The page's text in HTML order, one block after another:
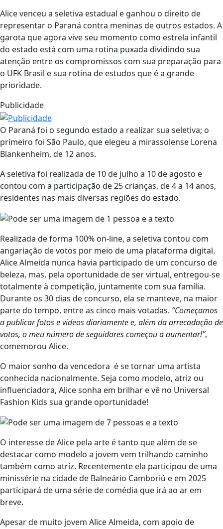
Alice venceu a seletiva estadual e ganhou o direito de
representar o Paraná contra meninas de outros estados. A
garota que agora vive seu momento como estrela infantil
do estado está com uma rotina puxada dividindo sua
atenção entre os compromissos com sua preparação para
o UFK Brasil e sua rotina de estudos que é a grande
prioridade.
Publicidade
O Paraná foi o segundo estado a realizar sua seletiva; o
primeiro foi São Paulo, que elegeu a mirassolense Lorena
Blankenheim, de 12 anos.
A seletiva foi realizada de 10 de julho a 10 de agosto e
contou com a participação de 25 crianças, de 4 a 14 anos,
residentes nas mais diversas regiões do estado.
Realizada de forma 100% on-line, a seletiva contou com
angariação de votos por meio de uma plataforma digital.
Alice Almeida nunca havia participado de um concurso de
beleza, mas, pela oportunidade de ser virtual, entregou-se
totalmente à competição, juntamente com sua família.
Durante os 30 dias de concurso, ela se manteve, na maior
parte do tempo, entre as cinco mais votadas. “Começamos
a publicar fotos e vídeos diariamente e, além da arrecadação de
votos, o meu número de seguidores começou a aumentar!”,
comemorou Alice.
O maior sonho da vencedora é se tornar uma artista
conhecida nacionalmente. Seja como modelo, atriz ou
influenciadora, Alice sonha em brilhar e vê no Universal
Fashion Kids sua grande oportunidade!
O interesse de Alice pela arte é tanto que além de se
destacar como modelo a jovem vem trilhando caminho
também como atríz. Recentemente ela participou de uma
minissérie na cidade de Balneário Camboriú e em 2025
participará de uma série de comédia que irá ao ar em
breve.
Apesar de muito jovem Alice Almeida, com apoio de